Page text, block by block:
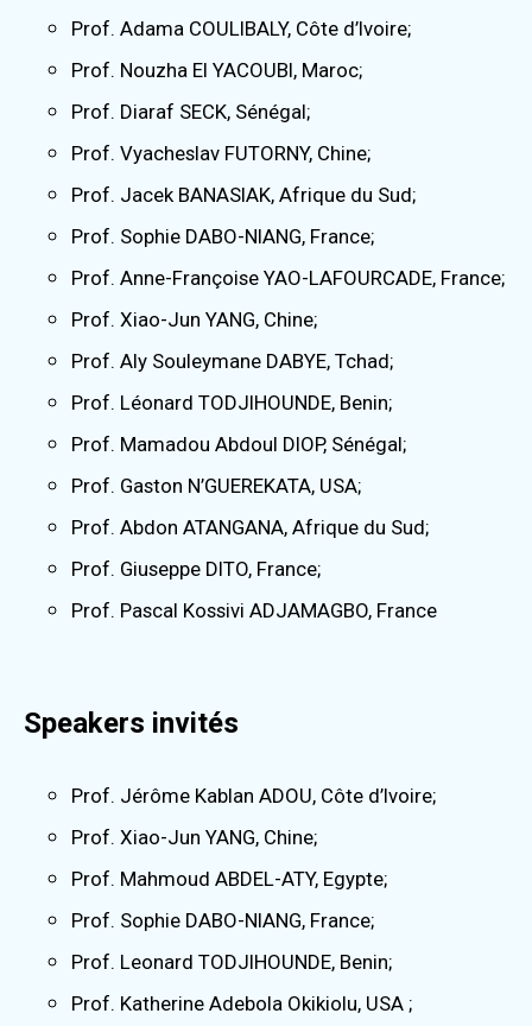
Prof. Adama COULIBALY, Côte d’Ivoire;
Prof. Nouzha El YACOUBI, Maroc;
Prof. Diaraf SECK, Sénégal;
Prof. Vyacheslav FUTORNY, Chine;
Prof. Jacek BANASIAK, Afrique du Sud;
Prof. Sophie DABO-NIANG, France;
Prof. Anne-Françoise YAO-LAFOURCADE, France;
Prof. Xiao-Jun YANG, Chine;
Prof. Aly Souleymane DABYE, Tchad;
Prof. Léonard TODJIHOUNDE, Benin;
Prof. Mamadou Abdoul DIOP, Sénégal;
Prof. Gaston N’GUEREKATA, USA;
Prof. Abdon ATANGANA, Afrique du Sud;
Prof. Giuseppe DITO, France;
Prof. Pascal Kossivi ADJAMAGBO, France
Speakers invités
Prof. Jérôme Kablan ADOU, Côte d’Ivoire;
Prof. Xiao-Jun YANG, Chine;
Prof. Mahmoud ABDEL-ATY, Egypte;
Prof. Sophie DABO-NIANG, France;
Prof. Leonard TODJIHOUNDE, Benin;
Prof. Katherine Adebola Okikiolu, USA ;